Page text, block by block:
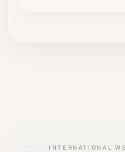
INTERNATIONAL